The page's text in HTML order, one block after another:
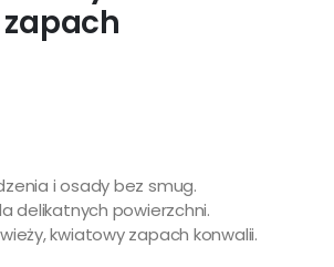
i osady bez smug.
delikatnych powierzchni.
kwiatowy zapach konwalii.